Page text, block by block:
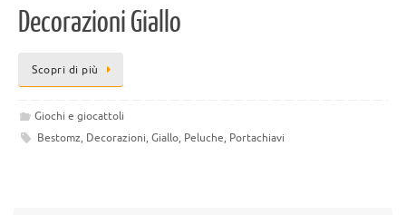
Decorazioni Giallo
Scopri di più
Giochi e giocattoli
Bestomz, Decorazioni, Giallo, Peluche, Portachiavi